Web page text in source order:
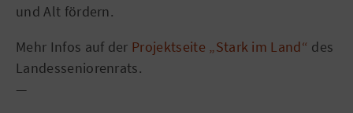
und Alt fördern.
Mehr Infos auf der Projektseite „Stark im Land“ des
Landesseniorenrats.
—